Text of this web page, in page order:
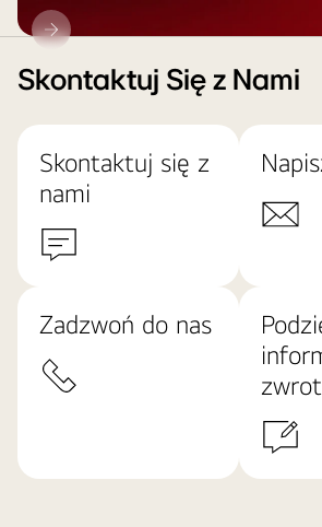
LG
Update
Skontaktuj Się z Nami
Skontaktuj się z
nami
Zadzwoń do nas